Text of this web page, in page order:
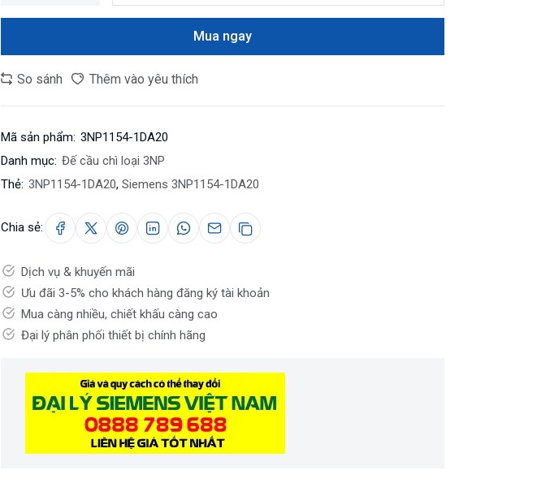
Mua ngay
So sánh Thêm vào yêu thích
Mã sản phẩm: 3NP1154-1DA20
Danh mục: Đế cầu chì loại 3NP
Thẻ: 3NP1154-1DA20, Siemens 3NP1154-1DA20
Chia sẻ:
Dịch vụ & khuyến mãi
Ưu đãi 3-5% cho khách hàng đăng ký tài khoản
Mua càng nhiều, chiết khấu càng cao
Đại lý phân phối thiết bị chính hãng